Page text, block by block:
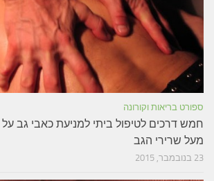
ספורט בריאות וקורונה
חמש דרכים לטיפול ביתי למניעת כאבי גב
מעל שרירי הגב
23 בנובמבר, 2015